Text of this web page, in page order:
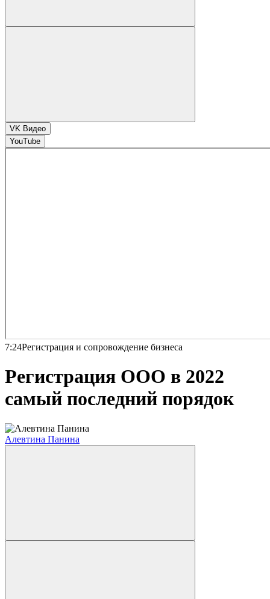
VK Видео
YouTube
7:24Регистрация и сопровождение бизнеса
Регистрация ООО в 2022
самый последний порядок
Алевтина Панина